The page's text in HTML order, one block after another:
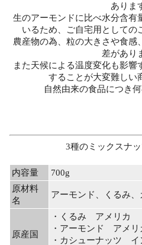
ありま
生のアーモンドに比べ水分含有
いるため、ご自宅用としての
農産物の為、粒の大きさや食感
差があり
また天候による温度変化も影響
することが大変難しい
自然由来の食品につき
3種のミックスナ
内容量
700g
原材料
名
アーモンド、くるみ
原産国
・くるみ アメリカ
・アーモンド アメリ
・カシューナッツ イ